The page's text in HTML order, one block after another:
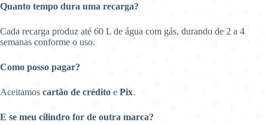
Quanto tempo dura uma recarga?
Cada recarga produz até 60 L de água com gás, durando de 2 a 4
semanas conforme o uso.
Como posso pagar?
Aceitamos cartão de crédito e Pix.
E se meu cilindro for de outra marca?